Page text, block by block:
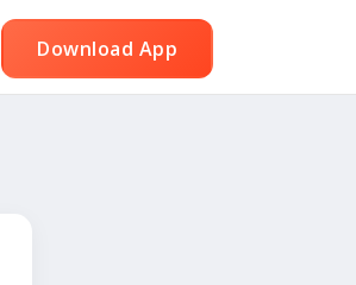
Download App